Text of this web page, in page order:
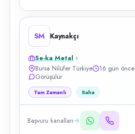
SM Kaynakçı
Se-ka Metal
Bursa Nilüfer Türkiye
16 gün önce
Görüşülür
Tam Zamanlı Saha
Başvuru kanalları